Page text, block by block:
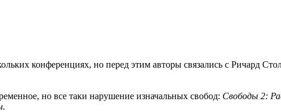
конференциях, но перед этим авторы связались с Ричард
но все таки нарушение изначальных свобод: Свободы 2: